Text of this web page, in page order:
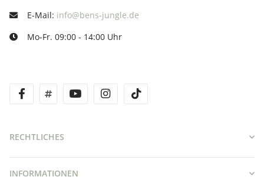
E-Mail: info@bens-jungle.de
Mo-Fr. 09:00 - 14:00 Uhr
facebooktwitter youtube instagram
RECHTLICHES
INFORMATIONEN